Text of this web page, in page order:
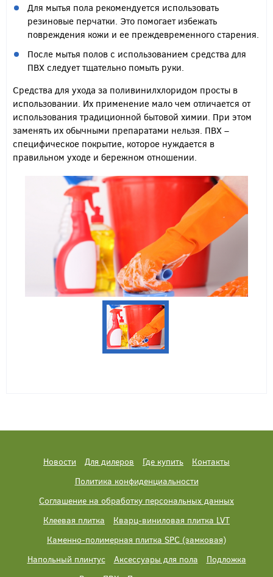
Для мытья пола рекомендуется использовать
резиновые перчатки. Это помогает избежать
повреждения кожи и ее преждевременного старения.
После мытья полов с использованием средства для
ПВХ следует тщательно помыть руки.
Средства для ухода за поливинилхлоридом просты в
использовании. Их применение мало чем отличается от
использования традиционной бытовой химии. При этом
заменять их обычными препаратами нельзя. ПВХ –
специфическое покрытие, которое нуждается в
правильном уходе и бережном отношении.
Новости Для дилеров Где купить
Контакты
Политика конфиденциальности
Соглашение на обработку персональных данных
Клеевая плитка
Кварц-виниловая плитка LVT
Каменно-полимерная плитка SPC (замковая)
Напольный плинтус
Аксессуары для пола
Подложка